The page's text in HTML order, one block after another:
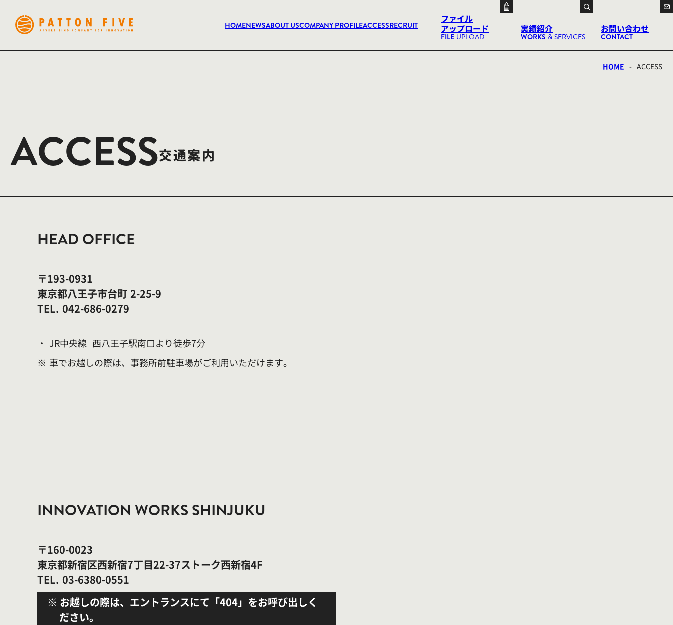
HOMENEWSABOUT USCOMPANY PROFILEACCESSRECRUIT
ファイル
アップロード
FILE UPLOAD
実績紹介
WORKS & SERVICES
お問い合わせ
CONTACT
HOME - ACCESS
ACCESS交通案内
HEAD OFFICE
〒193-0931
東京都八王子市台町 2-25-9
TEL. 042-686-0279
・ JR中央線 西八王子駅南口より徒歩7分
※ 車でお越しの際は、事務所前駐車場がご利用いただけます。
INNOVATION WORKS SHINJUKU
〒160-0023
東京都新宿区西新宿7丁目22-37ストーク西新宿4F
TEL. 03-6380-0551
※ お越しの際は、エントランスにて「404」をお呼び出しく
ださい。